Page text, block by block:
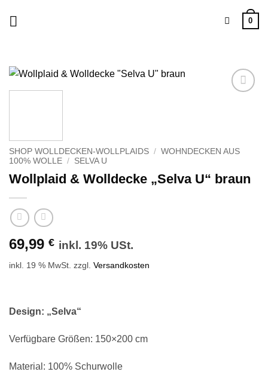
0
SHOP WOLLDECKEN-WOLLPLAIDS / WOHNDECKEN AUS
100% WOLLE / SELVA U
Wollplaid & Wolldecke „Selva U“ braun
69,99 € inkl. 19% USt.
inkl. 19 % MwSt. zzgl. Versandkosten
Design: „Selva“
Verfügbare Größen: 150×200 cm
Material: 100% Schurwolle